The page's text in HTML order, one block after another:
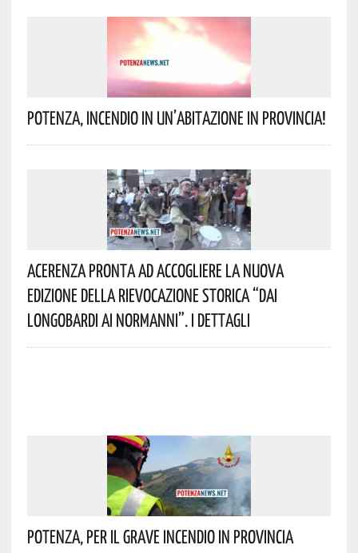
Potenza, Incendio In Un’abitazione In Provincia!
Acerenza Pronta Ad Accogliere La Nuova
Edizione Della Rievocazione Storica “Dai
Longobardi Ai Normanni”. I Dettagli
Potenza, Per Il Grave Incendio In Provincia